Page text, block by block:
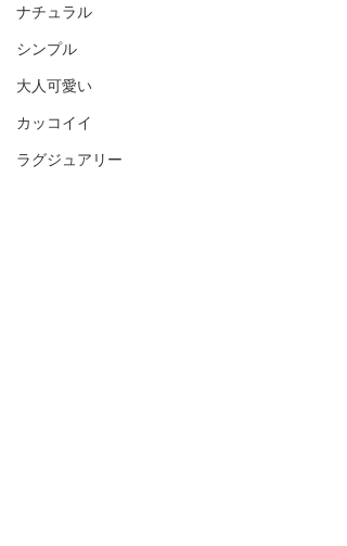
ナチュラル
シンプル
大人可愛い
カッコイイ
ラグジュアリー